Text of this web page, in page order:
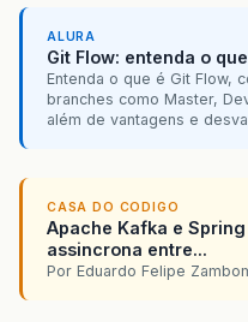
ALURA
Git Flow: entenda o
Entenda o que é Git Flow,
branches como Master,
além de vantagens e
CASA DO CODIGO
Apache Kafka e
assincrona entre...
Por Eduardo Felipe